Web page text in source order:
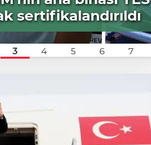
sertifikalandırıldı
3 4 5 6 7